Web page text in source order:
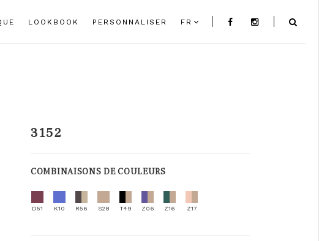
LOOKBOOK PERSONNALISER FR
3152
COMBINAISONS DE COULEURS
D51 K10 R56 S28 T49 Z06 Z16 Z17